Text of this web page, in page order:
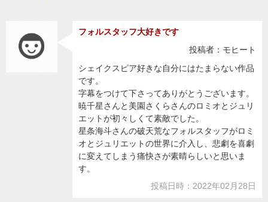
フォルスタッフ大好きです
投稿者：モヒート
シェイクスピア好きな自分にはたまらない作品
です。
字幕をつけて下さってありがとうございます。
暁千星さんと美園さくらさんのロミオとジュリ
エットが初々しくて素敵でした。
星条海斗さんの破天荒なフォルスタッフがロミ
オとジュリエットの世界に介入し、悲劇を喜劇
に変えてしまう痛快さが素晴らしいと思いま
す。
投稿日時：2022年02月28日